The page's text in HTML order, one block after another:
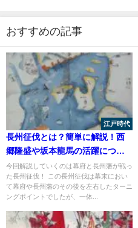
おすすめの記事
江戸時代
長州征伐とは？簡単に解説！西
郷隆盛や坂本龍馬の活躍につい
ても！
今回解説していくのは幕府と長州藩が戦っ
た長州征伐！ この長州征伐は幕末におい
て幕府や長州藩のその後を左右したターニ
ングポイントでしたが、一体...